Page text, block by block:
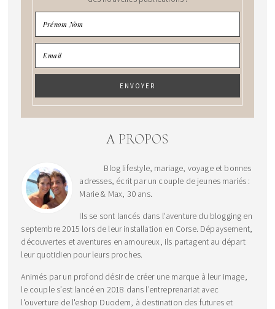
A PROPOS
Blog lifestyle, mariage, voyage et bonnes
adresses, écrit par un couple de jeunes mariés :
Marie & Max, 30 ans.
Ils se sont lancés dans l'aventure du blogging en
septembre 2015 lors de leur installation en Corse. Dépaysement,
découvertes et aventures en amoureux, ils partagent au départ
leur quotidien pour leurs proches.
Animés par un profond désir de créer une marque à leur image,
le couple s’est lancé en 2018 dans l’entreprenariat avec
l'ouverture de l'eshop Duodem, à destination des futures et